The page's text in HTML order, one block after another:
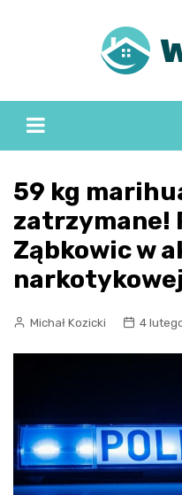
59 kg
zatrzymane!
Ząbkowic w
Michał Kozicki 4